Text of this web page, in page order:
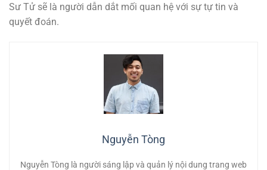
Sư Tử sẽ là người dẫn dắt mối quan hệ với sự tự tin và
quyết đoán.
Nguyễn Tòng
Nguyễn Tòng là người sáng lập và quản lý nội dung trang web